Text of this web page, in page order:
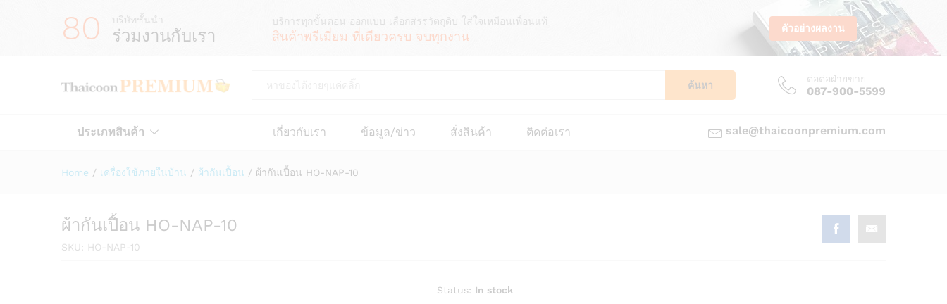
80 บริษัทชั้นนำ
ร่วมงานกับเรา
บริการทุกขั้นตอน ออกแบบ เลือกสรรวัตถุดิบ ใส่ใจเหมือนเพื่อนแท้
สินค้าพรีเมี่ยม ที่เดียวครบ จบทุกงาน
ตัวอย่างผลงาน
ค้นหา
ต่อต่อฝ่ายขาย
087-900-5599
ประเภทสินค้า เกี่ยวกับเรา ข้อมูล/ข่าว สั่งสินค้า ติดต่อเรา sale@thaicoonpremium.com
Home / เครื่องใช้ภายในบ้าน / ผ้ากันเปื้อน / ผ้ากันเปื้อน HO-NAP-10
ผ้ากันเปื้อน HO-NAP-10
SKU: HO-NAP-10
Status: In stock